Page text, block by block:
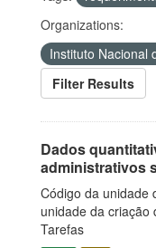
Organizations:
Instituto Nacional
Filter Results
Dados
administrativos
Código da unidade
unidade da criação
Tarefas